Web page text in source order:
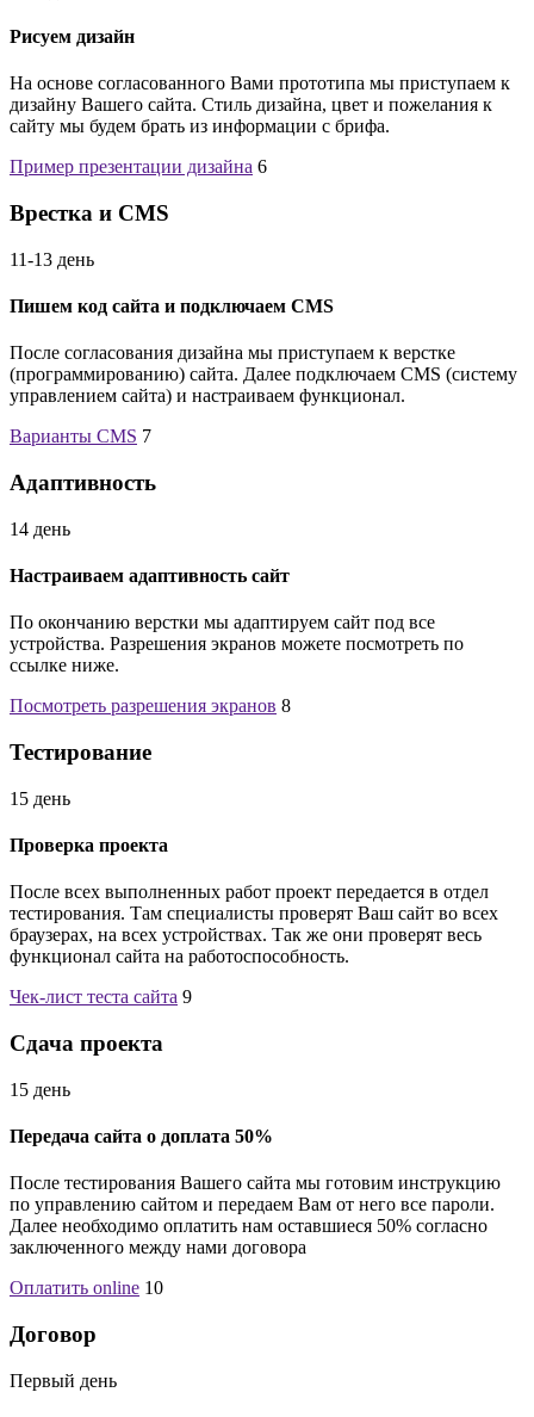
Рисуем дизайн
На основе согласованного Вами прототипа мы приступаем к
дизайну Вашего сайта. Стиль дизайна, цвет и пожелания к
сайту мы будем брать из информации с брифа.
Пример презентации дизайна 6
Врестка и CMS
11-13 день
Пишем код сайта и подключаем CMS
После согласования дизайна мы приступаем к верстке
(программированию) сайта. Далее подключаем CMS (систему
управлением сайта) и настраиваем функционал.
Варианты CMS 7
Адаптивность
14 день
Настраиваем адаптивность сайт
По окончанию верстки мы адаптируем сайт под все
устройства. Разрешения экранов можете посмотреть по
ссылке ниже.
Посмотреть разрешения экранов 8
Тестирование
15 день
Проверка проекта
После всех выполненных работ проект передается в отдел
тестирования. Там специалисты проверят Ваш сайт во всех
браузерах, на всех устройствах. Так же они проверят весь
функционал сайта на работоспособность.
Чек-лист теста сайта 9
Сдача проекта
15 день
Передача сайта о доплата 50%
После тестирования Вашего сайта мы готовим инструкцию
по управлению сайтом и передаем Вам от него все пароли.
Далее необходимо оплатить нам оставшиеся 50% согласно
заключенного между нами договора
Оплатить online 10
Договор
Первый день